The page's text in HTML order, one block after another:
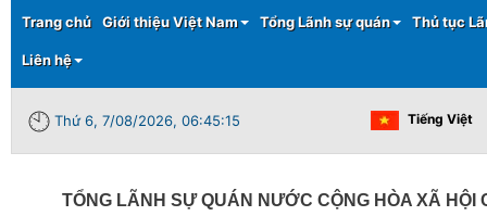
Main menu
Trang chủ Giới thiệu Việt Nam Tổng Lãnh sự quán Thủ tục
Liên hệ
Thứ 6, 7/08/2026, 06:45:15 Tiếng Việt
TỔNG LÃNH SỰ QUÁN NƯỚC CỘNG HÒA XÃ HỘI